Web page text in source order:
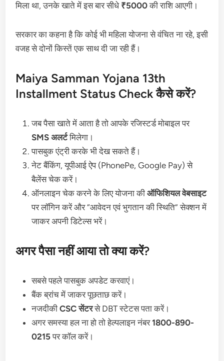
मिला था, उनके खाते में इस बार सीधे ₹5000की राशि आएगी।
सरकार का कहना है कि कोई भी महिला योजना से वंचित ना रहे, इसी
वजह से दोनों किस्तें एक साथ दी जा रही हैं।
Maiya Samman Yojana 13th
Installment Status Check कैसे करें?
जब पैसा खाते में आता है तो आपके रजिस्टर्ड मोबाइल पर
SMS अलर्टमिलेगा।
पासबुक एंट्री करके भी देख सकते हैं।
नेट बैंकिंग, यूपीआई ऐप (PhonePe, Google Pay) से
बैलेंस चेक करें।
ऑनलाइन चेक करने के लिए योजना कीऑफिशियल वेबसाइट
पर लॉगिन करें और “आवेदन एवं भुगतान की स्थिति” सेक्शन में
जाकर अपनी डिटेल्स भरें।
अगर पैसा नहीं आया तो क्या करें?
सबसे पहले पासबुक अपडेट करवाएं।
बैंक ब्रांच में जाकर पूछताछ करें।
नजदीकीCSC सेंटरसे DBT स्टेटस पता करें।
अगर समस्या हल ना हो तो हेल्पलाइन नंबर1800-890-
0215पर कॉल करें।